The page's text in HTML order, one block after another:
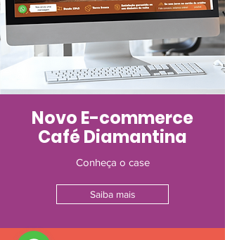
Novo E-commerce
Café Diamantina
Conheça o case
Saiba mais